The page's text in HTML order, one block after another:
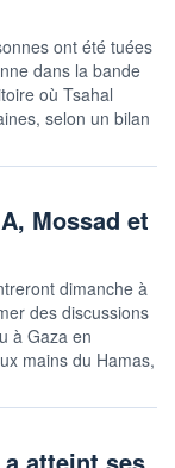
ont été tuées
dans la bande
où Tsahal
selon un bilan
Mossad et
dimanche à
des discussions
à Gaza en
mains du Hamas,